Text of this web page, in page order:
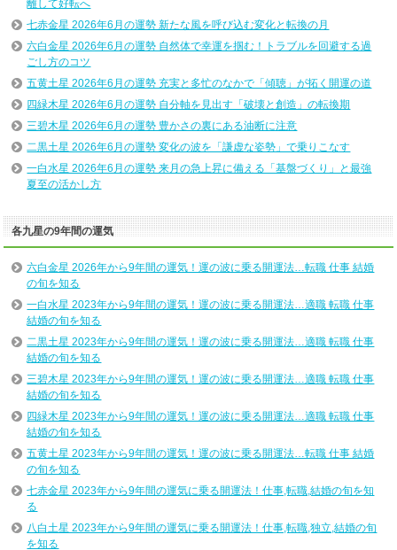
離して好転へ
七赤金星 2026年6月の運勢 新たな風を呼び込む変化と転換の月
六白金星 2026年6月の運勢 自然体で幸運を掴む！トラブルを回避する過
ごし方のコツ
五黄土星 2026年6月の運勢 充実と多忙のなかで「傾聴」が拓く開運の道
四緑木星 2026年6月の運勢 自分軸を見出す「破壊と創造」の転換期
三碧木星 2026年6月の運勢 豊かさの裏にある油断に注意
二黒土星 2026年6月の運勢 変化の波を「謙虚な姿勢」で乗りこなす
一白水星 2026年6月の運勢 来月の急上昇に備える「基盤づくり」と最強
夏至の活かし方
各九星の9年間の運気
六白金星 2026年から9年間の運気！運の波に乗る開運法…転職 仕事 結婚
の旬を知る
一白水星 2023年から9年間の運気！運の波に乗る開運法…適職 転職 仕事
結婚の旬を知る
二黒土星 2023年から9年間の運気！運の波に乗る開運法…適職 転職 仕事
結婚の旬を知る
三碧木星 2023年から9年間の運気！運の波に乗る開運法…適職 転職 仕事
結婚の旬を知る
四緑木星 2023年から9年間の運気！運の波に乗る開運法…適職 転職 仕事
結婚の旬を知る
五黄土星 2023年から9年間の運気！運の波に乗る開運法…転職 仕事 結婚
の旬を知る
七赤金星 2023年から9年間の運気に乗る開運法！仕事,転職,結婚の旬を知
る
八白土星 2023年から9年間の運気に乗る開運法！仕事,転職,独立,結婚の旬
を知る